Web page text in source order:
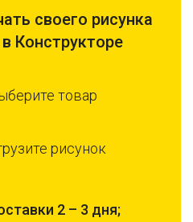
своего рисунка
Конструкторе
товар
рисунок
2 – 3 дня;